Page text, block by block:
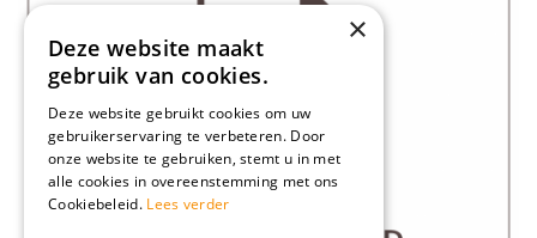
×
Deze website maakt
gebruik van cookies.
Deze website gebruikt cookies om uw
gebruikerservaring te verbeteren. Door
onze website te gebruiken, stemt u in met
alle cookies in overeenstemming met ons
Cookiebeleid. Lees verder